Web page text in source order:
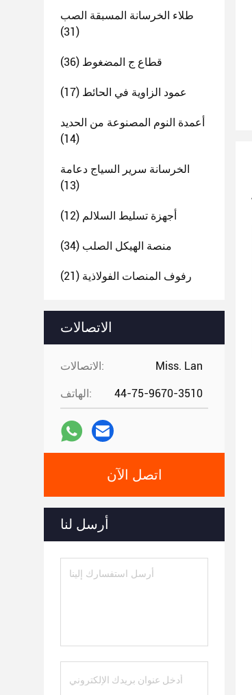
طلاء الخرسانة المسبقة الصب
(31)
قطاع ج المضغوط (36)
عمود الزاوية في الحائط (17)
أعمدة النوم المصنوعة من الحديد
(14)
الخرسانة سرير السياج دعامة
(13)
أجهزة تسليط السلالم (12)
منصة الهيكل الصلب (34)
رفوف المنصات الفولاذية (21)
الاتصالات
الاتصالات: Miss. Lan
الهاتف: 44-75-9670-3510
اتصل الآن
أرسل لنا